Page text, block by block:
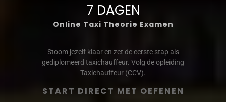
7 DAGEN
Online Taxi Theorie Examen
Stoom jezelf klaar en zet de eerste stap als
gediplomeerd taxichauffeur. Volg de opleiding
Taxichauffeur (CCV).
START DIRECT MET OEFENEN